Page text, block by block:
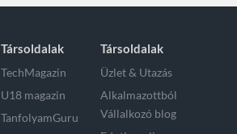
Társoldalak
TechMagazin
U18 magazin
TanfolyamGuru
Társoldalak
Üzlet & Utazás
Alkalmazottból
Vállalkozó blog